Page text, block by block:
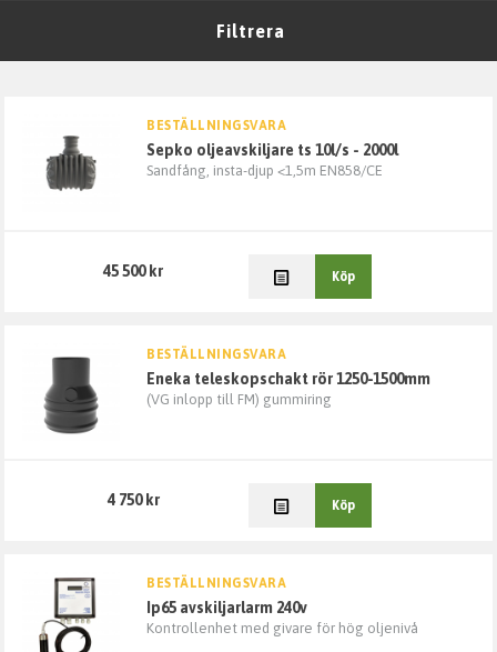
Filtrera
Grund & Stomme
Väg & Mark
Markavloppsrör, delar och tillbehör
Inomhusavlopp
Brunnar och betäckningar
BESTÄLLNINGSVARA
sepko oljeavskiljare ts 10l/s - 2000l
Sandfång, insta-djup <1,5m EN858/CE
45 500 kr Köp
BESTÄLLNINGSVARA
eneka teleskopschakt rör 1250-1500mm
(VG inlopp till FM) gummiring
4 750 kr Köp
BESTÄLLNINGSVARA
ip65 avskiljarlarm 240v
Kontrollenhet med givare för hög oljenivå